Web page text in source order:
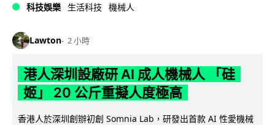
科技娛樂 生活科技 機械人
Lawton 2 小時
港人深圳設廠研 AI 成人機械人 「硅
姬」 20 公斤重擬人度極高
香港人於深圳創辦初創 Somnia Lab，研發出首款 AI 性愛機械